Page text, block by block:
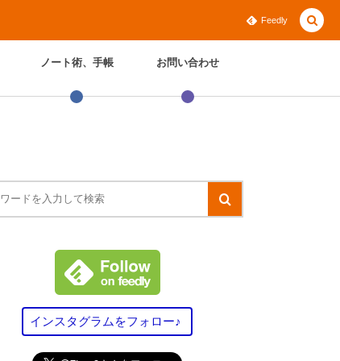
Feedly
ノート術、手帳 お問い合わせ
インスタグラムをフォロー♪